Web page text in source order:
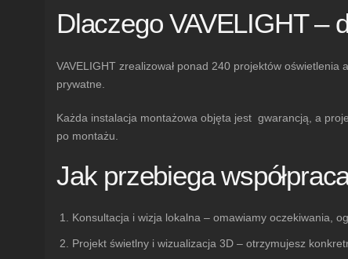
Dlaczego VAVELIGHT –
VAVELIGHT zrealizował ponad 240 projektów oświetlenia
prywatne.
Każda instalacja montażowa objęta jest gwarancją , a
po montażu.
Jak przebiega
Konsultacja i wizja lokalna – omawiamy oczekiwania,
Projekt świetlny i wizualizacja 3D – otrzymujesz